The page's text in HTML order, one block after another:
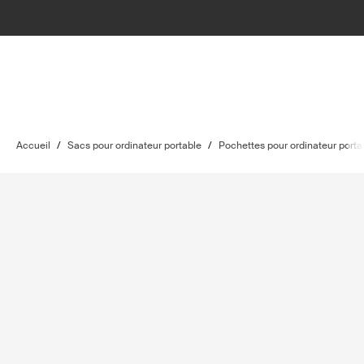
Accueil / Sacs pour ordinateur portable / Pochettes pour ordinateur